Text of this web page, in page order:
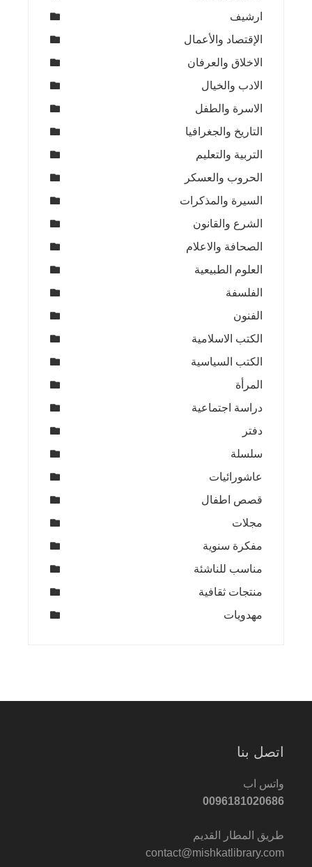
ارشيف
الإقتصاد والأعمال
الاخلاق والعرفان
الادب والخيال
الاسرة والطفل
التاريخ والجغرافيا
التربية والتعليم
الحروب والعسكر
السيرة والمذكرات
الشرع والقانون
الصحافة والاعلام
العلوم الطبيعية
الفلسفة
الفنون
الكتب الاسلامية
الكتب السياسية
المرأة
دراسة اجتماعية
دفتر
سلسلة
عاشورائيات
قصص اطفال
مجلات
مفكرة سنوية
مناسب للناشئة
منتجات ثقافية
مهدويات
اتصل بنا
واتس اب
0096181020686
طريق المطار القديم
contact@mishkatlibrary.com